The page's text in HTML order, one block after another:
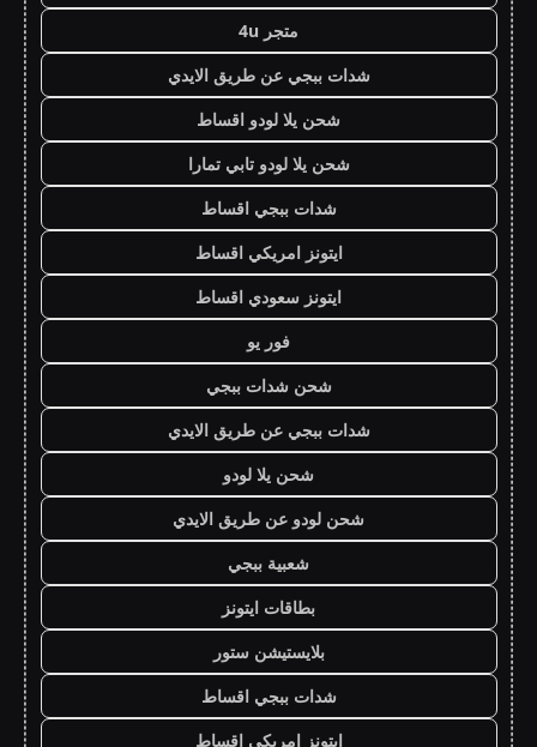
متجر 4u
شدات ببجي عن طريق الايدي
شحن يلا لودو اقساط
شحن يلا لودو تابي تمارا
شدات ببجي اقساط
ايتونز امريكي اقساط
ايتونز سعودي اقساط
فور يو
شحن شدات ببجي
شدات ببجي عن طريق الايدي
شحن يلا لودو
شحن لودو عن طريق الايدي
شعبية ببجي
بطاقات ايتونز
بلايستيشن ستور
شدات ببجي اقساط
ايتونز امريكي اقساط